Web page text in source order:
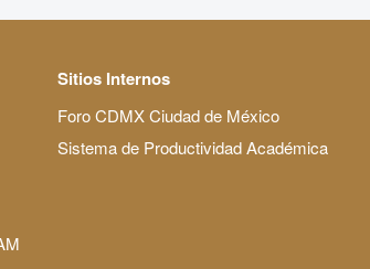
Sitios Internos
Foro CDMX Ciudad de México
Sistema de Productividad Académica